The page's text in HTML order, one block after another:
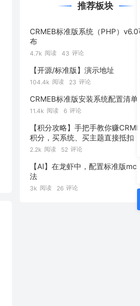
推荐板块
CRMEB标准版系统（PHP）
布
4.7k 阅读 43 评论
【开源/标准版】演示地址
104.4k 阅读 23 评论
CRMEB标准版安装系统配置清单
11.4k 阅读 6 评论
【积分攻略】手把手教你赚
积分，买系统、买主题直接抵扣！
2.2k 阅读 52 评论
【AI】在龙虾中，配置标准版
法
3k 阅读 26 评论